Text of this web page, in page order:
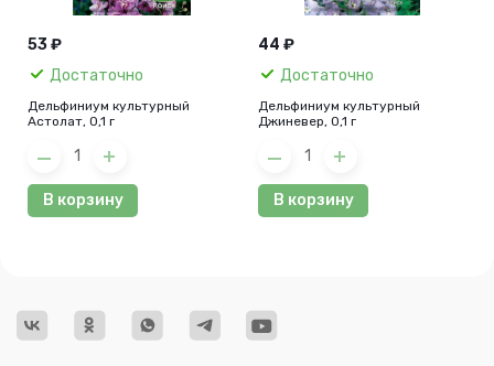
53 ₽
Достаточно
Дельфиниум культурный
Астолат, 0,1 г
В корзину
44 ₽
Достаточно
Дельфиниум культурный
Джиневер, 0,1 г
В корзину